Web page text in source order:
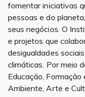
fomentar iniciativas
pessoas e do
seus negócios. O
e projetos que
desigualdades
climáticas. Por meio
Educação,
Ambiente, Arte e